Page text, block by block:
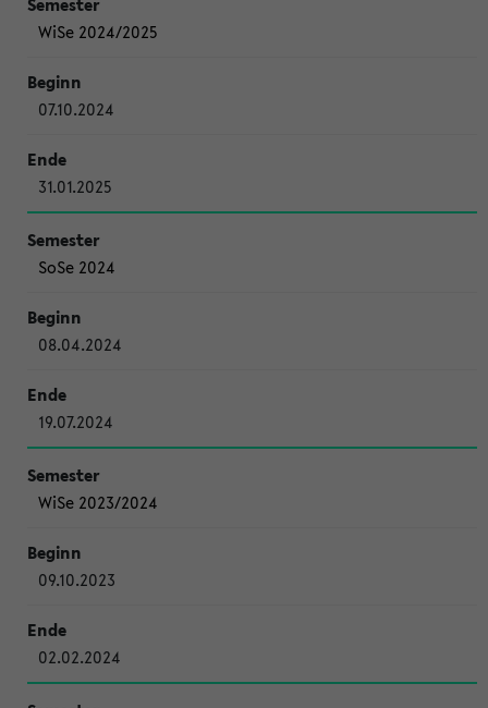
WiSe 2024/2025
07.10.2024
31.01.2025
SoSe 2024
08.04.2024
19.07.2024
WiSe 2023/2024
09.10.2023
02.02.2024